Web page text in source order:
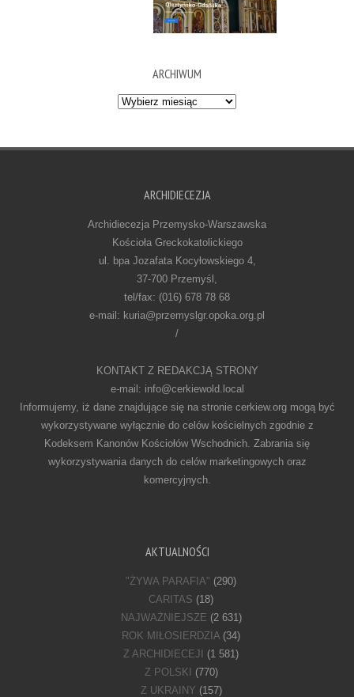
ARCHIWUM
Archiwum
ARCHIDIECEZJA
Archidiecezja Przemysko-Warszawska
Kościoła Greckokatolickiego
ul. bpa Jozafata Kocyłowskiego 4,
37-700 Przemyśl,
tel/fax: (016) 678 78 68
e-mail: kuria@przemyslgr.opoka.org.pl
/
KONTAKT Z REDAKCJĄ STRONY
e-mail: info@cerkiewold.local
Informujemy, iż dane znajdujące się na stronie cerkiew.org mogą być
wykorzystywane wyłącznie do celów kościelnych zgodnie z
Kodeksem Kanonów Kościołów Wschodnich. Zabrania się
wykorzystywania danych do celów marketingowych oraz
komercyjnych.
AKTUALNOŚCI
"ŻYWA PARAFIA" (290)
CARITAS (18)
NAJWAŻNIEJSZE (2 631)
ROK MIŁOSIERDZIA(34)
Z ARCHIDIECEJI
(1 581)
Z POLSKI
(770)
Z UKRAINY (157)